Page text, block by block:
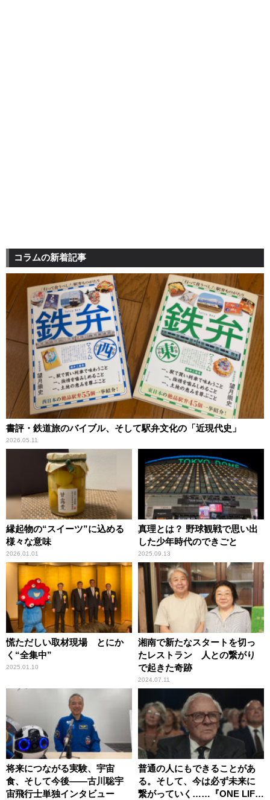
コラムの新着記事
書評・鉄道旅のバイブル、そして駅弁文化の「近現代史」
2026.05.11
縁起物の“スイーツ”に込める
様々な意味
2026.01.01
真理とは？ 野球観戦で思い出
した少年時代のできごと
2025.09.13
慌ただしい取材現場 とにか
く“全集中”
2025.01.10
湘南で新たなスタートを切っ
たレストラン 人との繋がり
で起きた奇跡
2024.07.11
将来につながる実験、宇宙
食、そして今後――古川聡宇
宙飛行士単独インタビュー
普通の人にもできることがあ
る。そして、今は必ず未来に
繋がっていく……『ONE LIFE